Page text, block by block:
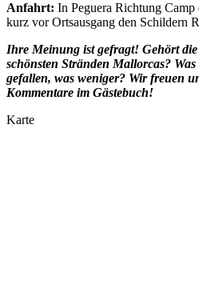
Anfahrt: In Peguera Richtung
kurz vor Ortsausgang den Schildern
Ihre Meinung ist gefragt! Gehört
schönsten Stränden Mallorcas?
gefallen, was weniger? Wir freuen
Kommentare im Gästebuch!
Karte